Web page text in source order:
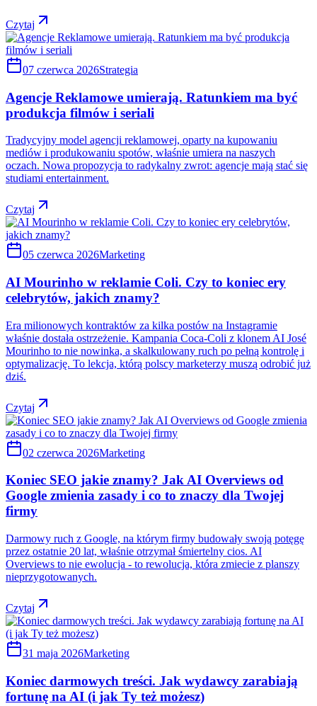
Czytaj
07 czerwca 2026Strategia
Agencje Reklamowe umierają. Ratunkiem ma być
produkcja filmów i seriali
Tradycyjny model agencji reklamowej, oparty na kupowaniu
mediów i produkowaniu spotów, właśnie umiera na naszych
oczach. Nowa propozycja to radykalny zwrot: agencje mają stać się
studiami entertainment.
Czytaj
05 czerwca 2026Marketing
AI Mourinho w reklamie Coli. Czy to koniec ery
celebrytów, jakich znamy?
Era milionowych kontraktów za kilka postów na Instagramie
właśnie dostała ostrzeżenie. Kampania Coca-Coli z klonem AI José
Mourinho to nie nowinka, a skalkulowany ruch po pełną kontrolę i
optymalizację. To lekcja, którą polscy marketerzy muszą odrobić już
dziś.
Czytaj
02 czerwca 2026Marketing
Koniec SEO jakie znamy? Jak AI Overviews od
Google zmienia zasady i co to znaczy dla Twojej
firmy
Darmowy ruch z Google, na którym firmy budowały swoją potęgę
przez ostatnie 20 lat, właśnie otrzymał śmiertelny cios. AI
Overviews to nie ewolucja - to rewolucja, która zmiecie z planszy
nieprzygotowanych.
Czytaj
31 maja 2026Marketing
Koniec darmowych treści. Jak wydawcy zarabiają
fortunę na AI (i jak Ty też możesz)